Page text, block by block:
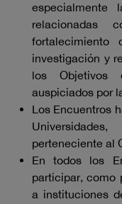
especialmente
relacionadas
investigación y
los Objetivos
auspiciados por
Los Encuentros
Universidades,
perteneciente al
En todos los
participar, como
a instituciones